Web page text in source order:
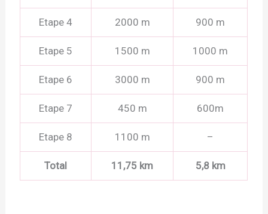
Etape 4 2000 m 900 m
Etape 5 1500 m 1000 m
Etape 6 3000 m 900 m
Etape 7 450 m 600m
Etape 8 1100 m –
Total 11,75 km 5,8 km